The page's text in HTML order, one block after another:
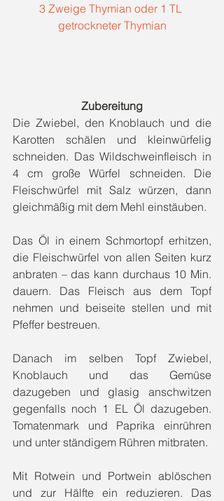
3 Zweige Thymian oder 1 TL
getrockneter Thymian
Zubereitung
Die Zwiebel, den Knoblauch und die
Karotten schälen und kleinwürfelig
schneiden. Das Wildschweinfleisch in
4 cm große Würfel schneiden. Die
Fleischwürfel mit Salz würzen, dann
gleichmäßig mit dem Mehl einstäuben.
Das Öl in einem Schmortopf erhitzen,
die Fleischwürfel von allen Seiten kurz
anbraten – das kann durchaus 10 Min.
dauern. Das Fleisch aus dem Topf
nehmen und beiseite stellen und mit
Pfeffer bestreuen.
Danach im selben Topf Zwiebel,
Knoblauch und das Gemüse
dazugeben und glasig anschwitzen
gegenfalls noch 1 EL Öl dazugeben.
Tomatenmark und Paprika einrühren
und unter ständigem Rühren mitbraten.
Mit Rotwein und Portwein ablöschen
und zur Hälfte ein reduzieren. Das